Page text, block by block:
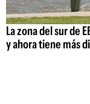
La zona del sur de
y ahora tiene más